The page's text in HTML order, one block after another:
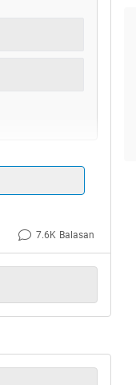
bahkan
tidak
7.6K Balasan